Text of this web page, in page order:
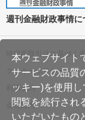
本ウェブサイト
サービスの品質
ッキー)を使用
閲覧を続行され
いただいたもの
週刊金融財政事情に
特定商取引法に基づく
クッキーポリシー
利用規約
会社案内